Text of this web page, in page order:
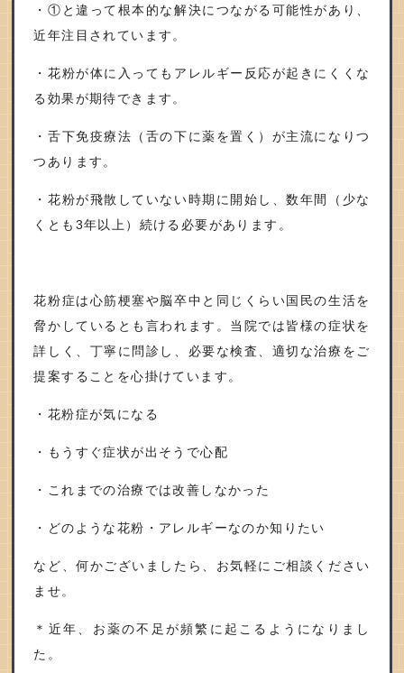
・①と違って根本的な解決につながる可能性があり、
近年注目されています。
・花粉が体に入ってもアレルギー反応が起きにくくな
る効果が期待できます。
・舌下免疫療法（舌の下に薬を置く）が主流になりつ
つあります。
・花粉が飛散していない時期に開始し、数年間（少な
くとも 3年以上）続ける必要があります。
花粉症は心筋梗塞や脳卒中と同じくらい国民の生活を
脅かしているとも言われます。当院では皆様の症状を
詳しく、丁寧に問診し、必要な検査、適切な治療をご
提案することを心掛けています。
・花粉症が気になる
・もうすぐ症状が出そうで心配
・これまでの治療では改善しなかった
・どのような花粉・アレルギーなのか知りたい
など、何かございましたら、お気軽にご相談ください
ませ。
＊近年、お薬の不足が頻繁に起こるようになりまし
た。